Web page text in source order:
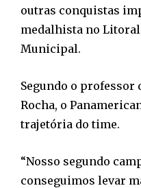
outras conquistas
medalhista no Litoral
Municipal.
Segundo o professor
Rocha, o
trajetória do time.
“Nosso segundo
conseguimos levar